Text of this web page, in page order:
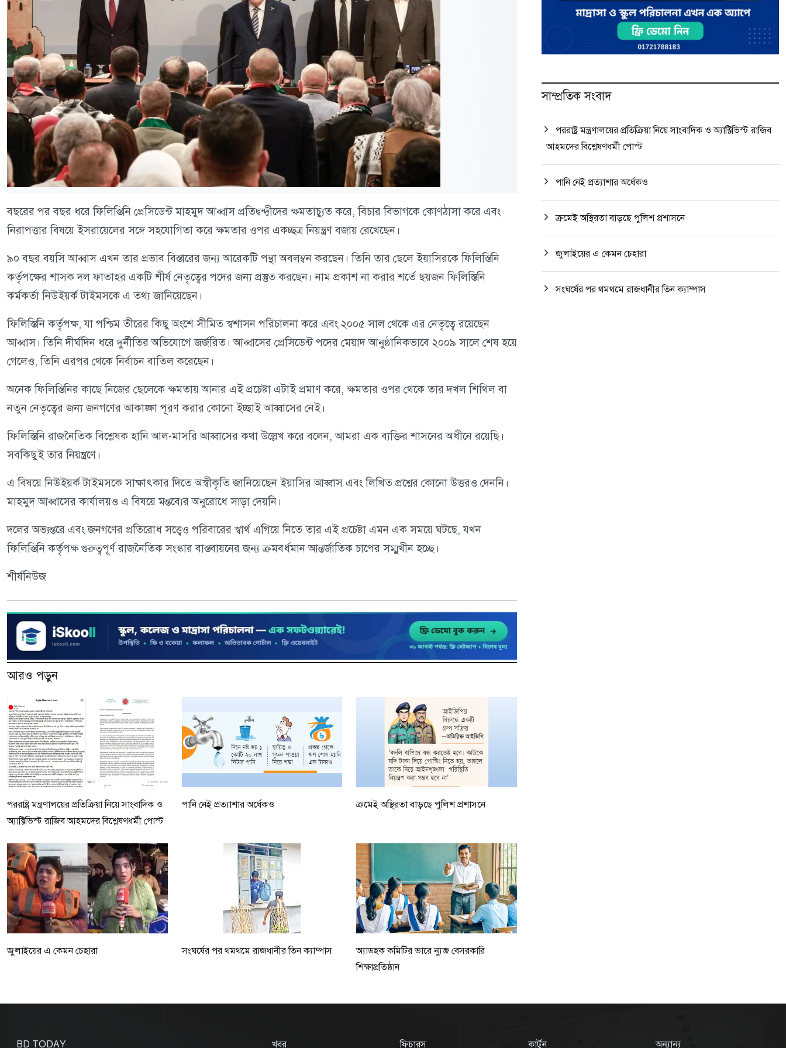
বছরের পর বছর ধরে ফিলিস্তিনি প্রেসিডেন্ট মাহমুদ আব্বাস প্রতিদ্বন্দ্বীদের ক্ষমতাচ্যুত করে, বিচার বিভাগকে কোণঠাসা করে এবং
নিরাপত্তার বিষয়ে ইসরায়েলের সঙ্গে সহযোগিতা করে ক্ষমতার ওপর একচ্ছত্র নিয়ন্ত্রণ বজায় রেখেছেন।
৯০ বছর বয়সি আব্বাস এখন তার প্রভাব বিস্তারের জন্য আরেকটি পন্থা অবলম্বন করছেন। তিনি তার ছেলে ইয়াসিরকে ফিলিস্তিনি
কর্তৃপক্ষের শাসক দল ফাতাহর একটি শীর্ষ নেতৃত্বের পদের জন্য প্রস্তুত করছেন। নাম প্রকাশ না করার শর্তে ছয়জন ফিলিস্তিনি
কর্মকর্তা নিউইয়র্ক টাইমসকে এ তথ্য জানিয়েছেন।
ফিলিস্তিনি কর্তৃপক্ষ, যা পশ্চিম তীরের কিছু অংশে সীমিত স্বশাসন পরিচালনা করে এবং ২০০৫ সাল থেকে এর নেতৃত্বে রয়েছেন
আব্বাস। তিনি দীর্ঘদিন ধরে দুর্নীতির অভিযোগে জর্জরিত। আব্বাসের প্রেসিডেন্ট পদের মেয়াদ আনুষ্ঠানিকভাবে ২০০৯ সালে শেষ হয়ে
গেলেও, তিনি এরপর থেকে নির্বাচন বাতিল করেছেন।
অনেক ফিলিস্তিনির কাছে নিজের ছেলেকে ক্ষমতায় আনার এই প্রচেষ্টা এটাই প্রমাণ করে, ক্ষমতার ওপর থেকে তার দখল শিথিল বা
নতুন নেতৃত্বের জন্য জনগণের আকাঙ্ক্ষা পূরণ করার কোনো ইচ্ছাই আব্বাসের নেই।
ফিলিস্তিনি রাজনৈতিক বিশ্লেষক হানি আল-মাসরি আব্বাসের কথা উল্লেখ করে বলেন, আমরা এক ব্যক্তির শাসনের অধীনে রয়েছি।
সবকিছুই তার নিয়ন্ত্রণে।
এ বিষয়ে নিউইয়র্ক টাইমসকে সাক্ষাৎকার দিতে অস্বীকৃতি জানিয়েছেন ইয়াসির আব্বাস এবং লিখিত প্রশ্নের কোনো উত্তরও দেননি।
মাহমুদ আব্বাসের কার্যালয়ও এ বিষয়ে মন্তব্যের অনুরোধে সাড়া দেয়নি।
দলের অভ্যন্তরে এবং জনগণের প্রতিরোধ সত্ত্বেও পরিবারের স্বার্থ এগিয়ে নিতে তার এই প্রচেষ্টা এমন এক সময়ে ঘটছে, যখন
ফিলিস্তিনি কর্তৃপক্ষ গুরুত্বপূর্ণ রাজনৈতিক সংস্কার বাস্তবায়নের জন্য ক্রমবর্ধমান আন্তর্জাতিক চাপের সম্মুখীন হচ্ছে।
শীর্ষনিউজ
আরও পড়ুন
পররাষ্ট্র মন্ত্রণালয়ের প্রতিক্রিয়া নিয়ে সাংবাদিক ও
অ্যাক্টিভিস্ট রাজিব আহমদের বিশ্লেষণধর্মী পোস্ট
পানি নেই প্রত্যাশার অর্ধেকও ক্রমেই অস্থিরতা বাড়ছে পুলিশ প্রশাসনে
জুলাইয়ের এ কেমন চেহারা সংঘর্ষের পর থমথমে রাজধানীর তিন ক্যাম্পাস
অ্যাডহক কমিটির ভারে ন্যুব্জ বেসরকারি
শিক্ষাপ্রতিষ্ঠান
সাম্প্রতিক সংবাদ
পররাষ্ট্র মন্ত্রণালয়ের প্রতিক্রিয়া নিয়ে সাংবাদিক ও অ্যাক্টিভিস্ট রাজিব
আহমদের বিশ্লেষণধর্মী পোস্ট
পানি নেই প্রত্যাশার অর্ধেকও
ক্রমেই অস্থিরতা বাড়ছে পুলিশ প্রশাসনে
জুলাইয়ের এ কেমন চেহারা
সংঘর্ষের পর থমথমে রাজধানীর তিন ক্যাম্পাস
BD TODAY খবর ফিচারস কার্টুন অন্যান্য